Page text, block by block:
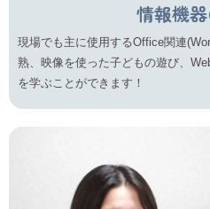
情報機
現場でも主に使用するOffice関連
熟、映像を使った子どもの遊び、
を学ぶことができます！